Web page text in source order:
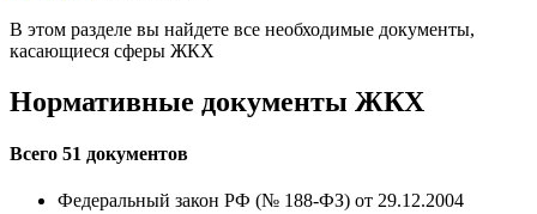
В этом разделе вы найдете все необходимые документы,
касающиеся сферы ЖКХ
Нормативные документы ЖКХ
Всего 51 документов
Федеральный закон РФ (№ 188-ФЗ) от 29.12.2004